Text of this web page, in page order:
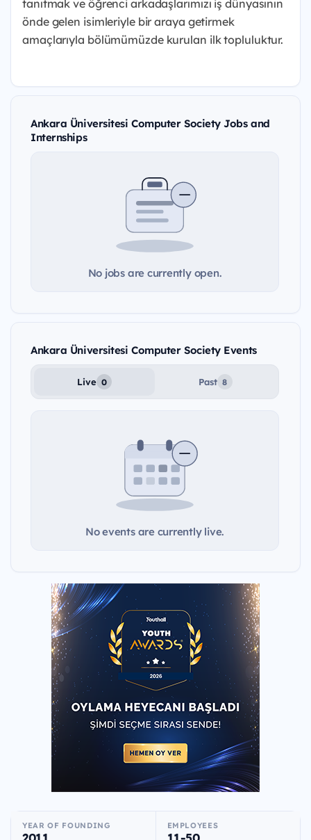
tanıtmak ve öğrenci arkadaşlarımızı iş dünyasının
önde gelen isimleriyle bir araya getirmek
amaçlarıyla bölümümüzde kurulan ilk topluluktur.
Ankara Üniversitesi Computer Society Jobs and
Internships
No jobs are currently open.
Ankara Üniversitesi Computer Society Events
Live 0 Past 8
No events are currently live.
YEAR OF FOUNDING EMPLOYEES